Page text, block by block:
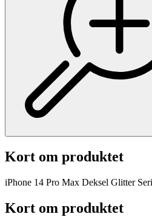
Kort om produktet
iPhone 14 Pro Max Deksel Glitter
Kort om produktet